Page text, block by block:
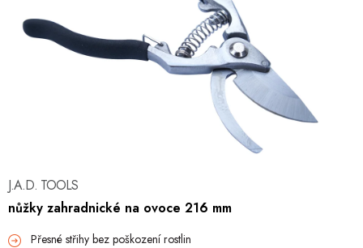
Chovatelské potřeby
World Cleanup Day
Akční ceny
J.A.D. TOOLS
nůžky zahradnické na ovoce 216 mm
Přesné střihy bez poškození rostlin